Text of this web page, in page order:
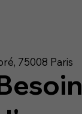
75008 Paris